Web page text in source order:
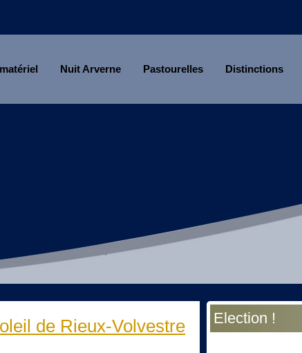
Nuit Arverne Pastourelles Distinctions
de Rieux-Volvestre Election !
Année
précédente
Mois
précédent
Année
suivante
Mois
suivant